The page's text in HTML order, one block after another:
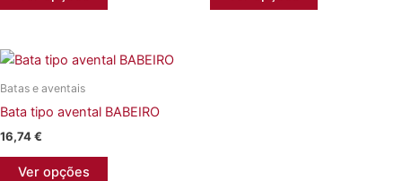
variants.
options
be
Batas e aventais
Bata tipo avental BABEIRO
16,74€
Ver opções
This